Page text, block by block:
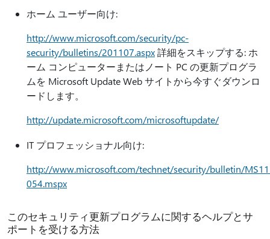
ホーム ユーザー向け:
http://www.microsoft.com/security/pc-
security/bulletins/201107.aspx詳細をスキップする: ホ
ーム コンピューターまたはノート PC の更新プログラ
ムを Microsoft Update Web サイトから今すぐダウンロ
ードします。
http://update.microsoft.com/microsoftupdate/
IT プロフェッショナル向け:
http://www.microsoft.com/technet/security/bulletin/
054.mspx
このセキュリティ更新プログラムに関するヘルプとサ
ポートを受ける方法